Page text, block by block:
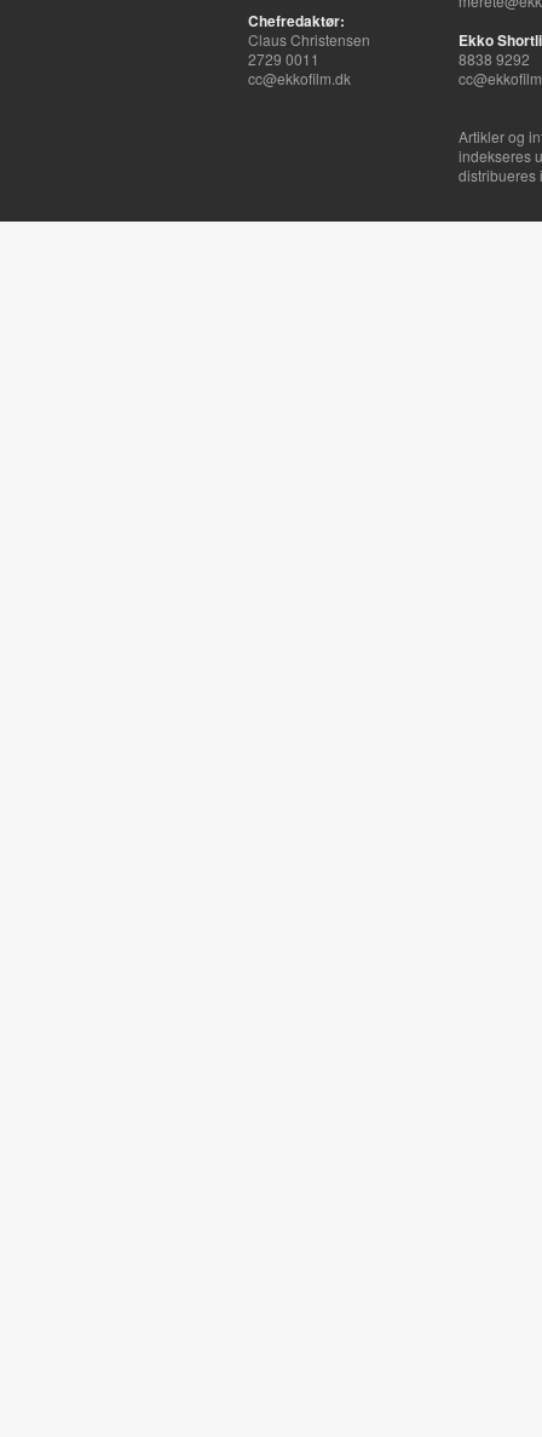
Chefredaktør:
Claus Christensen
2729 0011
cc@ekkofilm.dk
Ekko
8838 9292
Artikler og
indekseres
distribueres